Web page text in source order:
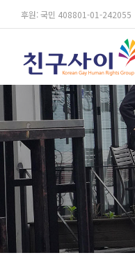
후원: 국민 408801-01-242055